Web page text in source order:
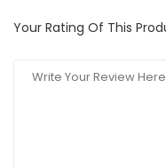
Your Rating Of This